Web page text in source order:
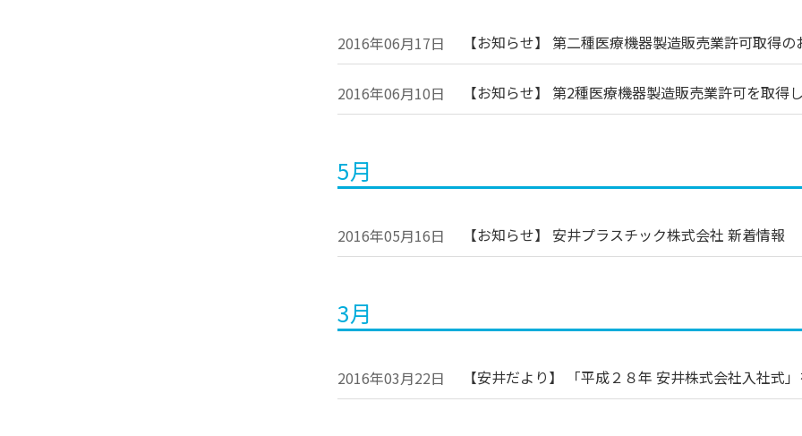
2016年06月17日 【お知らせ】 第二種医療機器製造販売業許可取得の
2016年06月10日 【お知らせ】 第2種医療機器製造販売業許可を取得
5月
2016年05月16日 【お知らせ】 安井プラスチック株式会社 新着情報
3月
2016年03月22日 【安井だより】 「平成２８年 安井株式会社入社式